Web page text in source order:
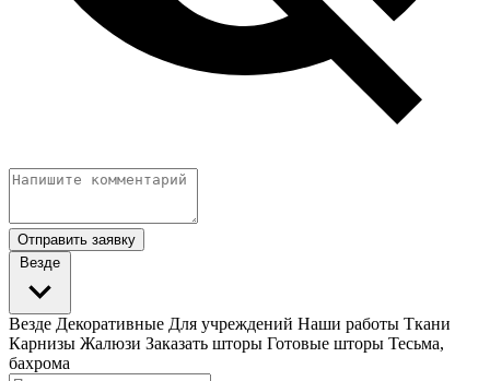
Отправить заявку
Везде
Везде Декоративные Для учреждений Наши работы Ткани
Карнизы Жалюзи Заказать шторы Готовые шторы Тесьма,
бахрома